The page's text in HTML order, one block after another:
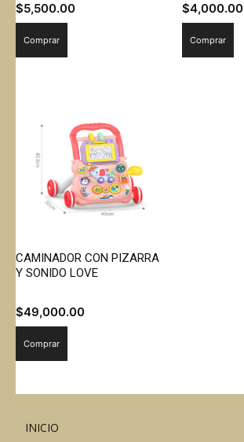
$5,500.00
Comprar
$4,000.00
Comprar
CAMINADOR CON PIZARRA
Y SONIDO LOVE
$49,000.00
Comprar
INICIO